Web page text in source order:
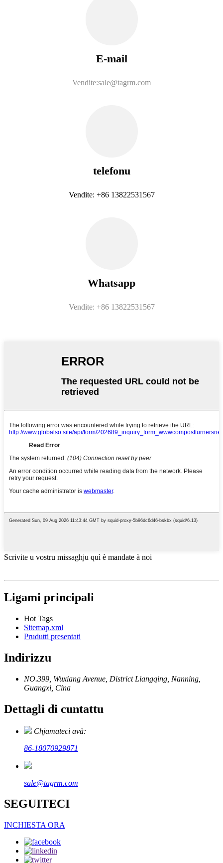
E-mail
Vendite:sale@tagrm.com
telefonu
Vendite: +86 13822531567
Whatsapp
Vendite: +86 13822531567
Scrivite u vostru missaghju quì è mandate à noi
Ligami principali
Hot Tags
Sitemap.xml
Prudutti presentati
Indirizzu
NO.399, Wuxiang Avenue, District Liangqing, Nanning,
Guangxi, Cina
Dettagli di cuntattu
Chjamateci avà:
86-18070929871
sale@tagrm.com
SEGUITECI
INCHIESTA ORA